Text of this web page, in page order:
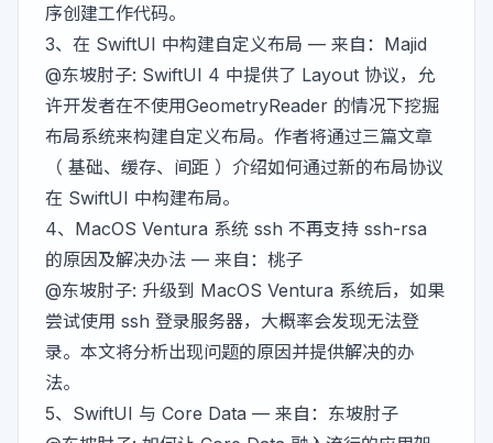
序创建工作代码。
3、 在 SwiftUI 中构建自定义布局 — 来自：Majid
@东坡肘子: SwiftUI 4 中提供了 Layout 协议，允
许开发者在不使用GeometryReader 的情况下挖掘
布局系统来构建自定义布局。作者将通过三篇文章
（ 基础、缓存、间距 ）介绍如何通过新的布局协议
在 SwiftUI 中构建布局。
4、 MacOS Ventura 系统 ssh 不再支持 ssh-rsa
的原因及解决办法 — 来自：桃子
@东坡肘子: 升级到 MacOS Ventura 系统后，如果
尝试使用 ssh 登录服务器，大概率会发现无法登
录。本文将分析出现问题的原因并提供解决的办
法。
5、 SwiftUI 与 Core Data — 来自：东坡肘子